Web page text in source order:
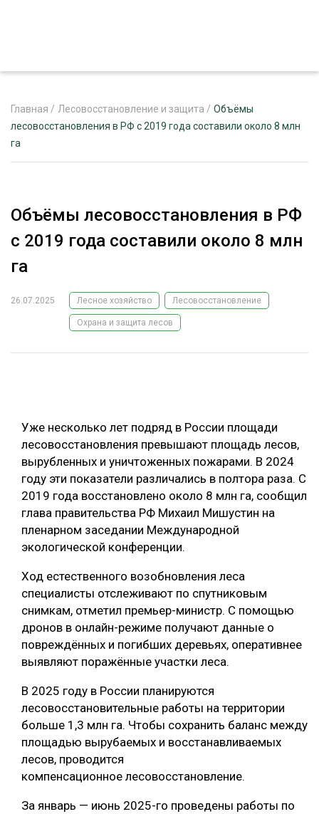
ЛЕСОЗАГОТОВКА
ЛОГИСТИКА
ПРОИЗВОДСТВО ДРЕВЕСНЫХ ПЛИТ
ЦБП
КОМПЛЕКСНАЯ ПЕРЕРАБОТКА
ДЕРЕВЯННОЕ ДОМОСТРОЕНИЕ
БЕЗОПАСНОЕ ПРОИЗВОДСТВО
СОРТИРОВКА ДРЕВЕСИНЫ
СУШКА ДРЕВЕСИНЫ
МЕБЕЛЬНОЕ ПРОИЗВОДСТВО
ПОДБОРКИ СТАТЕЙ
ЭКСПЕРТНОЕ МНЕНИЕ
Главная / Лесовосстановление и защита / Объёмы
лесовосстановления в РФ с 2019 года составили около 8 млн
га
Объёмы лесовосстановления в РФ
с 2019 года составили около 8 млн
га
26.07.2025 Лесное хозяйство Лесовосстановление
Охрана и защита лесов
Уже несколько лет подряд в России площади
лесовосстановления превышают площадь лесов,
вырубленных и уничтоженных пожарами. В 2024
году эти показатели различались в полтора раза. С
2019 года восстановлено около 8 млн га, сообщил
глава правительства РФ Михаил Мишустин на
пленарном заседании Международной
экологической конференции.
Ход естественного возобновления леса
специалисты отслеживают по спутниковым
снимкам, отметил премьер-министр. С помощью
дронов в онлайн-режиме получают данные о
повреждённых и погибших деревьях, оперативнее
выявляют поражённые участки леса.
В 2025 году в России планируются
лесовосстановительные работы на территории
больше 1,3 млн га. Чтобы сохранить баланс между
площадью вырубаемых и восстанавливаемых
лесов, проводится
компенсационное лесовосстановление.
За январь — июнь 2025-го проведены работы по